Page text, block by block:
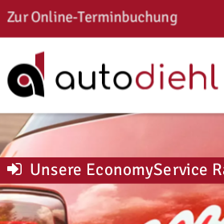
 Unsere EconomyService
Zur Online-Terminbuchung